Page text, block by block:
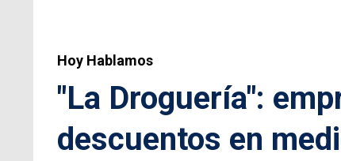
Hoy Hablamos
"La Droguería":
descuentos en